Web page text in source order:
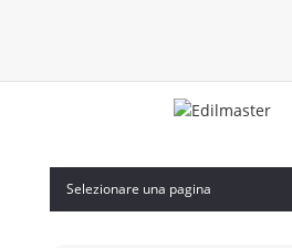
Selezionare una pagina